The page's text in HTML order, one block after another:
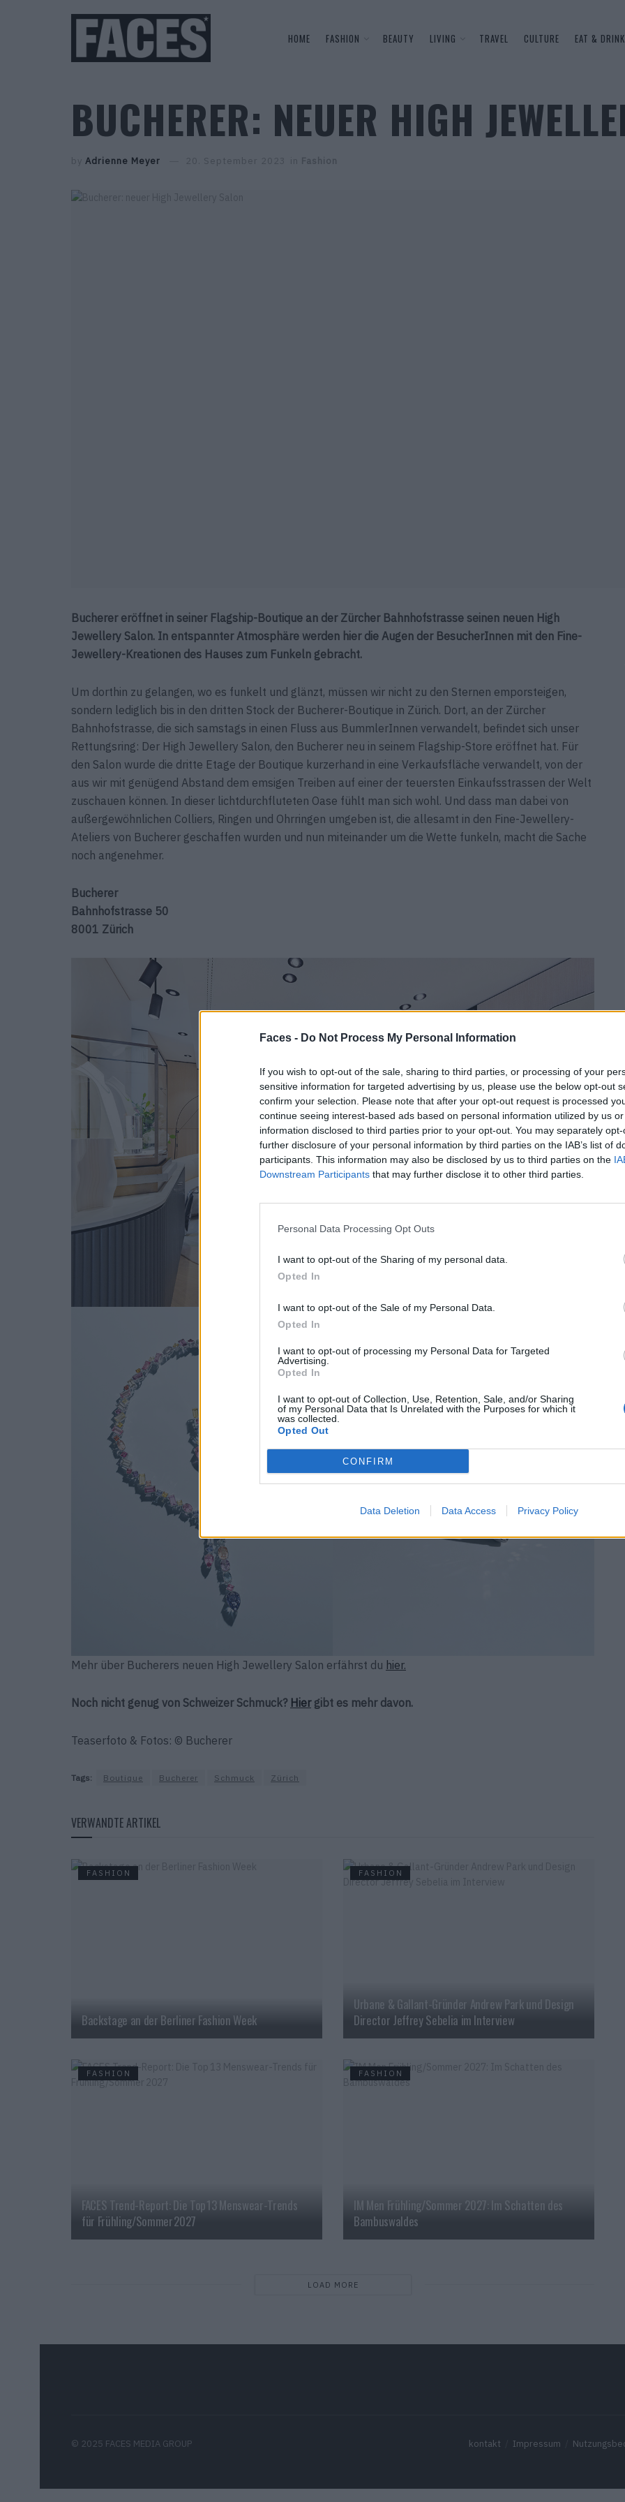
Faces - Do Not Process My Personal Information
If you wish to opt-out of the sale, sharing to third parties, or processing of your
sensitive information for targeted advertising by us, please use the below opt-out
confirm your selection. Please note that after your opt-out request is processed
continue seeing interest-based ads based on personal information utilized by us
information disclosed to third parties prior to your opt-out. You may separately
further disclosure of your personal information by third parties on the IAB’s list of
participants. This information may also be disclosed by us to third parties on the
Downstream Participants that may further disclose it to other third parties.
Personal Data Processing Opt Outs
I want to opt-out of the Sharing of my personal data.
Opted In
I want to opt-out of the Sale of my Personal Data.
Opted In
I want to opt-out of processing my Personal Data for Targeted
Advertising.
Opted In
I want to opt-out of Collection, Use, Retention, Sale, and/or Sharing
of my Personal Data that Is Unrelated with the Purposes for which it
was collected.
Opted Out
CONFIRM
Data Deletion Data Access Privacy Policy
HOME FASHION BEAUTY LIVING TRAVEL CULTURE EAT & DRINK
BUCHERER: NEUER HIGH
by Adrienne Meyer 20. September 2023 in Fashion
Bucherer eröffnet in seiner Flagship-Boutique an der Zürcher Bahnhofstrasse seinen neuen High
Jewellery Salon. In entspannter Atmosphäre werden hier die Augen der BesucherInnen mit den Fine-
Jewellery-Kreationen des Hauses zum Funkeln gebracht.
Um dorthin zu gelangen, wo es funkelt und glänzt, müssen wir nicht zu den Sternen emporsteigen,
sondern lediglich bis in den dritten Stock der Bucherer-Boutique in Zürich. Dort, an der Zürcher
Bahnhofstrasse, die sich samstags in einen Fluss aus BummlerInnen verwandelt, befindet sich unser
Rettungsring: Der High Jewellery Salon, den Bucherer neu in seinem Flagship-Store eröffnet hat. Für
den Salon wurde die dritte Etage der Boutique kurzerhand in eine Verkaufsfläche verwandelt, von der
aus wir mit genügend Abstand dem emsigen Treiben auf einer der teuersten Einkaufsstrassen der Welt
zuschauen können. In dieser lichtdurchfluteten Oase fühlt man sich wohl. Und dass man dabei von
außergewöhnlichen Colliers, Ringen und Ohrringen umgeben ist, die allesamt in den Fine-Jewellery-
Ateliers von Bucherer geschaffen wurden und nun miteinander um die Wette funkeln, macht die Sache
noch angenehmer.
Bucherer
Bahnhofstrasse 50
8001 Zürich
Mehr über Bucherers neuen High Jewellery Salon erfährst du hier.
Noch nicht genug von Schweizer Schmuck? Hiergibt es mehr davon.
Teaserfoto & Fotos: © Bucherer
Tags: Boutique Bucherer Schmuck Zürich
VERWANDTE ARTIKEL
FASHION
Backstage an der Berliner Fashion Week
FASHION
Urbane & Gallant-Gründer Andrew Park und Design
Director Jeffrey Sebelia im Interview
FASHION
FACES Trend-Report: Die Top 13 Menswear-Trends
für Frühling/Sommer 2027
FASHION
IM Men Frühling/Sommer 2027: Im Schatten des
Bambuswaldes
LOAD MORE
kontakt Impressum
© 2025 FACES MEDIA GROUP